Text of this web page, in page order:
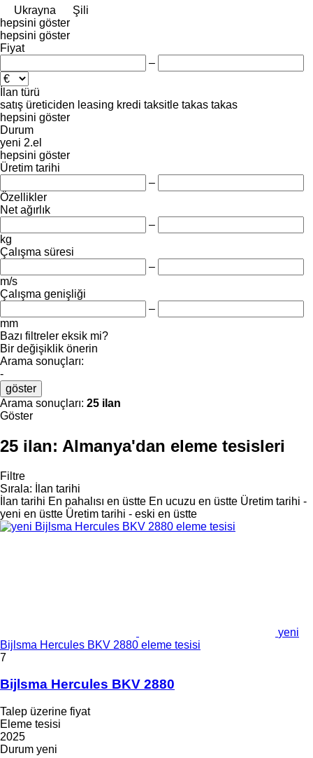
Ukrayna
Şili
hepsini göster
hepsini göster
Fiyat
–
İlan türü
satış üreticiden leasing kredi taksitle takas takas
hepsini göster
Durum
yeni 2.el
hepsini göster
Üretim tarihi
–
Özellikler
Net ağırlık
–
kg
Çalışma süresi
–
m/s
Çalışma genişliği
–
mm
Bazı filtreler eksik mi?
Bir değişiklik önerin
Arama sonuçları:
-
göster
Arama sonuçları: 25 ilan
Göster
25 ilan: Almanya'dan eleme tesisleri
Filtre
Sırala:
İlan tarihi
İlan tarihi En pahalısı en üstte En ucuzu en üstte Üretim tarihi -
yeni en üstte Üretim tarihi - eski en üstte
yeni
Bijlsma Hercules BKV 2880 eleme tesisi
7
Bijlsma Hercules BKV 2880
Talep üzerine fiyat
Eleme tesisi
2025
Durum yeni